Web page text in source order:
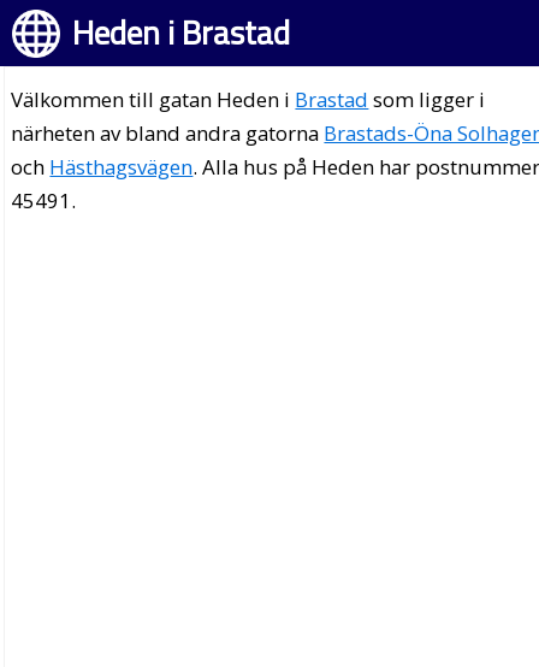
Heden i Brastad
Välkommen till gatan Heden i Brastad som ligger i
närheten av bland andra gatorna Brastads-Öna
och Hästhagsvägen. Alla hus på Heden har
45491.